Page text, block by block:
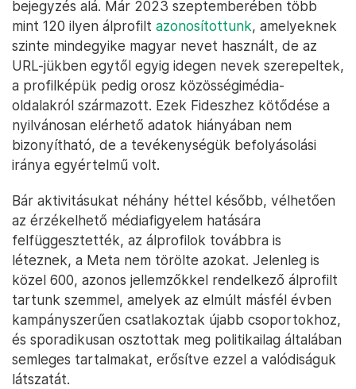
bejegyzés alá. Már 2023 szeptemberében több
mint 120 ilyen álprofilt azonosítottunk, amelyeknek
szinte mindegyike magyar nevet használt, de az
URL-jükben egytől egyig idegen nevek szerepeltek,
a profilképük pedig orosz közösségimédia-
oldalakról származott. Ezek Fideszhez kötődése a
nyilvánosan elérhető adatok hiányában nem
bizonyítható, de a tevékenységük befolyásolási
iránya egyértelmű volt.
Bár aktivitásukat néhány héttel később, vélhetően
az érzékelhető médiafigyelem hatására
felfüggesztették, az álprofilok továbbra is
léteznek, a Meta nem törölte azokat. Jelenleg is
közel 600, azonos jellemzőkkel rendelkező álprofilt
tartunk szemmel, amelyek az elmúlt másfél évben
kampányszerűen csatlakoztak újabb csoportokhoz,
és sporadikusan osztottak meg politikailag általában
semleges tartalmakat, erősítve ezzel a valódiságuk
látszatát.